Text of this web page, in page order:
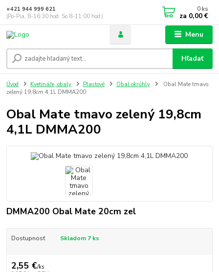
Menu
Hľadať
+421 944 999 621
(Po-Pia, 8-16:30 hod. So 8-11:00 hod.)
0 ks
za 0,00 €
Úvod Kvetináče, obaly Plastové Obal okrúhly
Obal Mate tmavo
zelený 19,8cm 4,1L DMMA200
Obal Mate tmavo zelený 19,8cm
4,1L DMMA200
DMMA200 Obal Mate 20cm zel
Dostupnosť Skladom 7 ks
2,55 €/ks